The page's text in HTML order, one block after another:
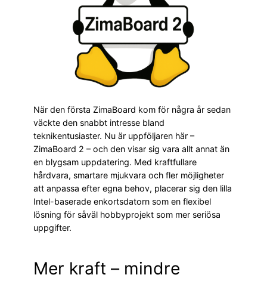
När den första ZimaBoard kom för några år sedan
väckte den snabbt intresse bland
teknikentusiaster. Nu är uppföljaren här –
ZimaBoard 2 – och den visar sig vara allt annat än
en blygsam uppdatering. Med kraftfullare
hårdvara, smartare mjukvara och fler möjligheter
att anpassa efter egna behov, placerar sig den lilla
Intel-baserade enkortsdatorn som en flexibel
lösning för såväl hobbyprojekt som mer seriösa
uppgifter.
Mer kraft – mindre